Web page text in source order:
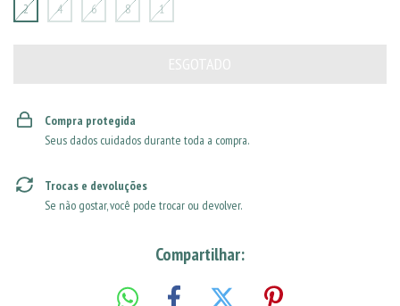
2
4 6 8 1
Compra protegida
Seus dados cuidados durante toda a compra.
Trocas e devoluções
Se não gostar, você pode trocar ou devolver.
Compartilhar: